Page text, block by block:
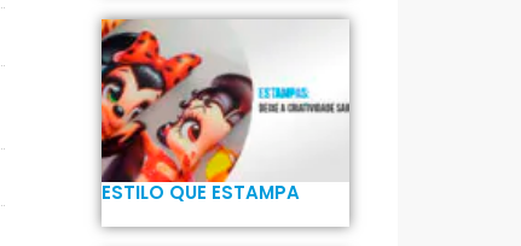
ESTILO QUE ESTAMPA